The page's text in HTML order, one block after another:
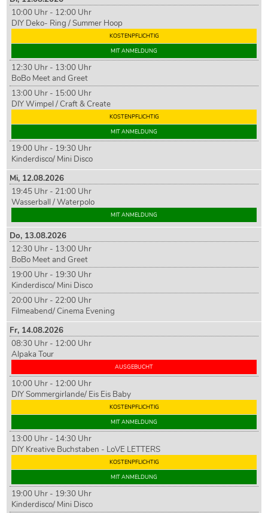
10:00 Uhr - 12:00 Uhr
DIY Deko- Ring / Summer Hoop
KOSTENPFLICHTIG
MIT ANMELDUNG
12:30 Uhr - 13:00 Uhr
BoBo Meet and Greet
13:00 Uhr - 15:00 Uhr
DIY Wimpel / Craft & Create
KOSTENPFLICHTIG
MIT ANMELDUNG
19:00 Uhr - 19:30 Uhr
Kinderdisco/ Mini Disco
Mi, 12.08.2026
19:45 Uhr - 21:00 Uhr
Wasserball / Waterpolo
MIT ANMELDUNG
Do, 13.08.2026
12:30 Uhr - 13:00 Uhr
BoBo Meet and Greet
19:00 Uhr - 19:30 Uhr
Kinderdisco/ Mini Disco
20:00 Uhr - 22:00 Uhr
Filmeabend/ Cinema Evening
Fr, 14.08.2026
08:30 Uhr - 12:00 Uhr
Alpaka Tour
AUSGEBUCHT
10:00 Uhr - 12:00 Uhr
DIY Sommergirlande/ Eis Eis Baby
KOSTENPFLICHTIG
MIT ANMELDUNG
13:00 Uhr - 14:30 Uhr
DIY Kreative Buchstaben - LoVE LETTERS
KOSTENPFLICHTIG
MIT ANMELDUNG
19:00 Uhr - 19:30 Uhr
Kinderdisco/ Mini Disco